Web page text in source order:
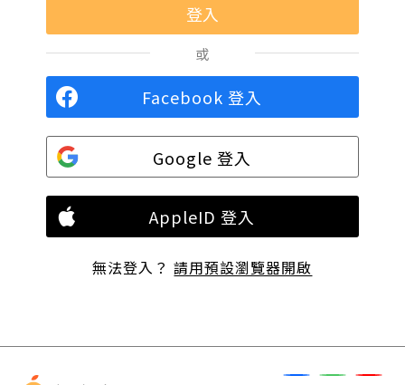
或
Facebook 登入
Google 登入
AppleID 登入
無法登入？請用預設瀏覽器開啟